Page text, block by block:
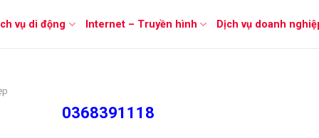
vụ di động Internet – Truyền hình Dịch vụ doanh
0368391118